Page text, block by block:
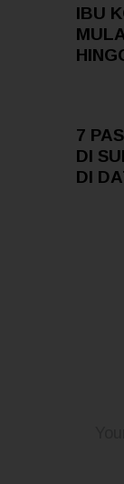
IBU
7
DI
DI